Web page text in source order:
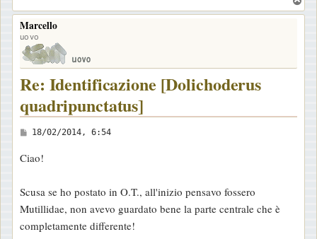
a
g
g
i
o
o
Marcello
uovo
Re: Identificazione [Dolichoderus
quadripunctatus]
M
s
a
g
g
18/02/2014, 6:54
Ciao!
Scusa se ho postato in O.T., all'inizio pensavo fossero
Mutillidae, non avevo guardato bene la parte centrale che è
completamente differente!